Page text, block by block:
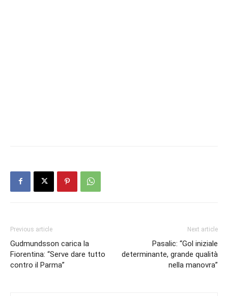
Previous article
Gudmundsson carica la
Fiorentina: “Serve dare tutto
contro il Parma”
Next article
Pasalic: “Gol iniziale
determinante, grande qualità
nella manovra”